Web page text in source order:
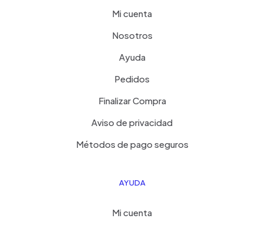
Mi cuenta
Nosotros
Ayuda
Pedidos
Finalizar Compra
Aviso de privacidad
Métodos de pago seguros
AYUDA
Mi cuenta